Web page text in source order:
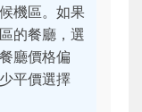
機區。如果
的餐廳，選
廳價格偏
平價選擇